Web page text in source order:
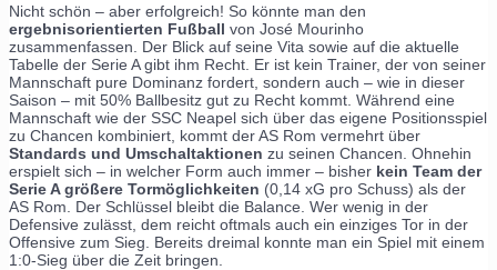
Nicht schön – aber erfolgreich! So könnte man den
ergebnisorientierten Fußball von José Mourinho
zusammenfassen. Der Blick auf seine Vita sowie auf die aktuelle
Tabelle der Serie A gibt ihm Recht. Er ist kein Trainer, der von seiner
Mannschaft pure Dominanz fordert, sondern auch – wie in dieser
Saison – mit 50% Ballbesitz gut zu Recht kommt. Während eine
Mannschaft wie der SSC Neapel sich über das eigene Positionsspiel
zu Chancen kombiniert, kommt der AS Rom vermehrt über
Standards und Umschaltaktionen zu seinen Chancen. Ohnehin
erspielt sich – in welcher Form auch immer – bisher kein Team der
Serie A größere Tormöglichkeiten (0,14 xG pro Schuss) als der
AS Rom. Der Schlüssel bleibt die Balance. Wer wenig in der
Defensive zulässt, dem reicht oftmals auch ein einziges Tor in der
Offensive zum Sieg. Bereits dreimal konnte man ein Spiel mit einem
1:0-Sieg über die Zeit bringen.